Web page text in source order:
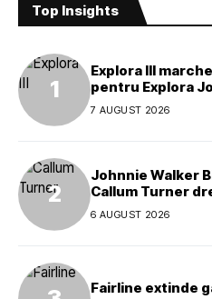
Top Insights
Explora III
pentru Explora
7 AUGUST 2026
Johnnie Walker
Callum Turner
global al mărcii
6 AUGUST 2026
Fairline extinde